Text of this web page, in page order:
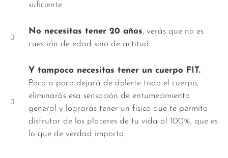
suficiente
No necesitas tener 20 años, verás que no es
cuestión de edad sino de actitud
Y tampoco necesitas tener un cuerpo FIT.
Poco a poco dejará de dolerte todo el cuerpo,
eliminarás esa sensación de entumecimiento
general y lograrás tener un físico que te permita
disfrutar de los placeres de tu vida al 100%, que es
lo que de verdad importa.